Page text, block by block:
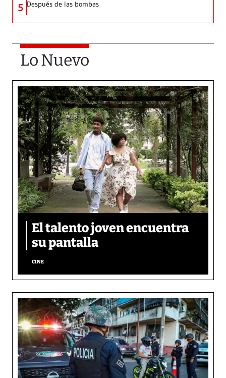
5 Después de las bombas
Lo Nuevo
El talento joven encuentra
su pantalla​
CINE